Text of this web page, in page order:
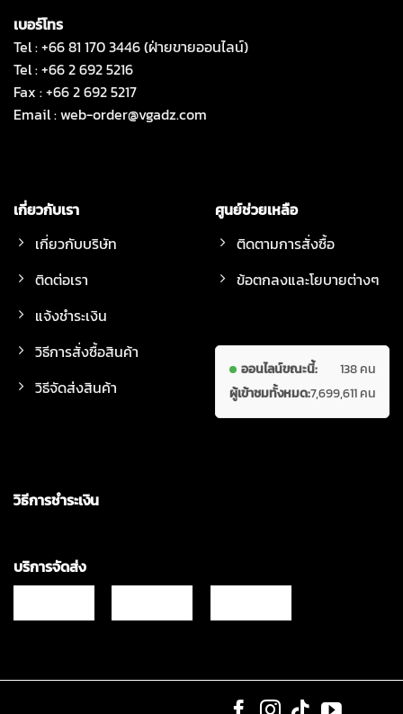
เบอร์โทร
Tel : +66 81 170 3446 (ฝ่ายขายออนไลน์)
Tel : +66 2 692 5216
Fax : +66 2 692 5217
Email :web-order@vgadz.com
เกี่ยวกับเรา
เกี่ยวกับบริษัท
ติดต่อเรา
แจ้งชำระเงิน
วิธีการสั่งซื้อสินค้า
วิธีจัดส่งสินค้า
ศูนย์ช่วยเหลือ
ติดตามการสั่งซื้อ
ข้อตกลงและโยบายต่างๆ
ออนไลน์ขณะนี้:
138 คน
ผู้เข้าชมทั้งหมด:7,699,611 คน
วิธีการชำระเงิน
บริการจัดส่ง